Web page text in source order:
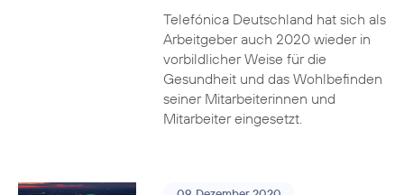
Telefónica Deutschland hat sich als
Arbeitgeber auch 2020 wieder in
vorbildlicher Weise für die
Gesundheit und das Wohlbefinden
seiner Mitarbeiterinnen und
Mitarbeiter eingesetzt.